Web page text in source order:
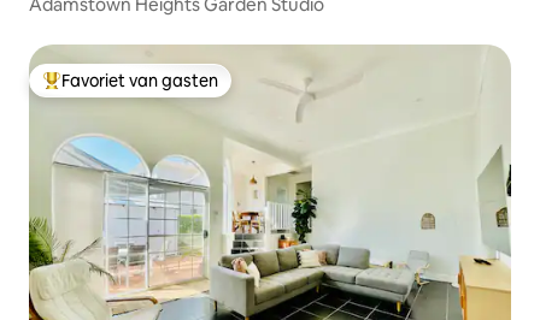
Adamstown Heights Garden Studio
Topfavoriet van gasten
Favoriet van gasten